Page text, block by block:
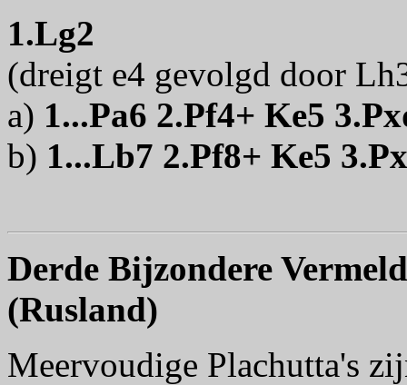
1.Lg2
(dreigt e4 gevolgd door
a) 1...Pa6 2.Pf4+ Ke5
b) 1...Lb7 2.Pf8+ Ke5
Derde Bijzondere
(Rusland)
Meervoudige Plachutta's